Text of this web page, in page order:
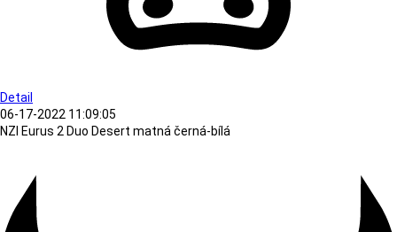
Detail
06-17-2022 11:09:05
NZI Eurus 2 Duo Desert matná černá-bílá